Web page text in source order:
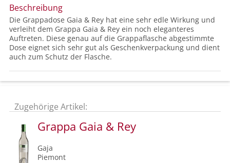
Beschreibung
Die Grappadose Gaia & Rey hat eine sehr edle Wirkung und
verleiht dem Grappa Gaia & Rey ein noch eleganteres
Auftreten. Diese genau auf die Grappaflasche abgestimmte
Dose eignet sich sehr gut als Geschenkverpackung und dient
auch zum Schutz der Flasche.
Zugehörige Artikel:
Grappa Gaia & Rey
Gaja
Piemont